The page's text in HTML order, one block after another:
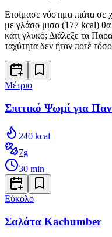
Ετοίμασε νόστιμα πιάτα
με γλάσο μισο (177 kcal) θα
κάτι γλυκό; Διάλεξε τα
ταχύτητα δεν ήταν ποτέ
Μέτριο
Σπιτικό Ψωμί για
240 kcal
7g
30 min
Εύκολο
Σαλάτα Kachumber